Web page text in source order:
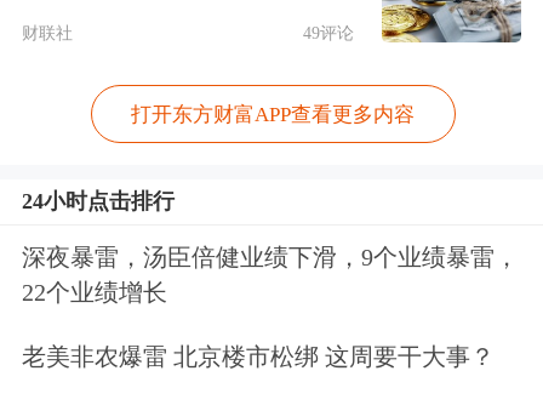
进一步回升。
对于本周“开门红”，永赢基金表示，当
前行情是典型的岁末年初“躁动期”表
现，符合A股市场历年常见的春季行情
或跨年行情特征。这一时期通常处于业
绩空窗期，叠加重要会议召开与机构博
弈行为增多，为市场上涨创造了有利窗
财联社 49评论
打开东方财富APP查看更多内容
24小时点击排行
深夜暴雷，汤臣倍健业绩下滑，9个业绩暴雷，
22个业绩增长
老美非农爆雷 北京楼市松绑 这周要干大事？